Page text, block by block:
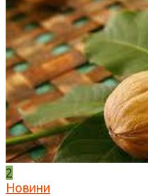
2
Новини